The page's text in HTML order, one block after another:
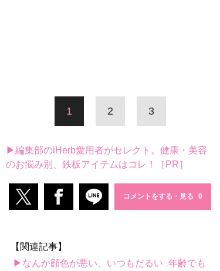
1 2 3
▶編集部のiHerb愛用者がセレクト。健康・美容
のお悩み別、鉄板アイテムはコレ！［PR］
コメントをする・見る
【関連記事】
▶なんか顔色が悪い、いつもだるい...年齢でも